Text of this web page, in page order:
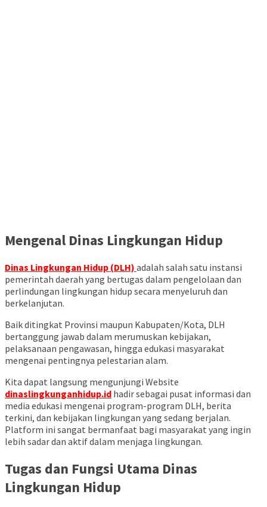
Mengenal Dinas Lingkungan Hidup
Dinas Lingkungan Hidup (DLH) adalah salah satu instansi
pemerintah daerah yang bertugas dalam pengelolaan dan
perlindungan lingkungan hidup secara menyeluruh dan
berkelanjutan.
Baik ditingkat Provinsi maupun Kabupaten/Kota, DLH
bertanggung jawab dalam merumuskan kebijakan,
pelaksanaan pengawasan, hingga edukasi masyarakat
mengenai pentingnya pelestarian alam.
Kita dapat langsung mengunjungi Website
dinaslingkunganhidup.id hadir sebagai pusat informasi dan
media edukasi mengenai program-program DLH, berita
terkini, dan kebijakan lingkungan yang sedang berjalan.
Platform ini sangat bermanfaat bagi masyarakat yang ingin
lebih sadar dan aktif dalam menjaga lingkungan.
Tugas dan Fungsi Utama Dinas
Lingkungan Hidup